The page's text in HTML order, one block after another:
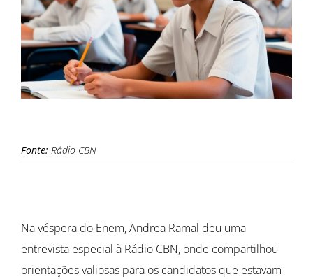
Fonte: Rádio CBN
Na véspera do Enem, Andrea Ramal deu uma
entrevista especial à Rádio CBN, onde compartilhou
orientações valiosas para os candidatos que estavam